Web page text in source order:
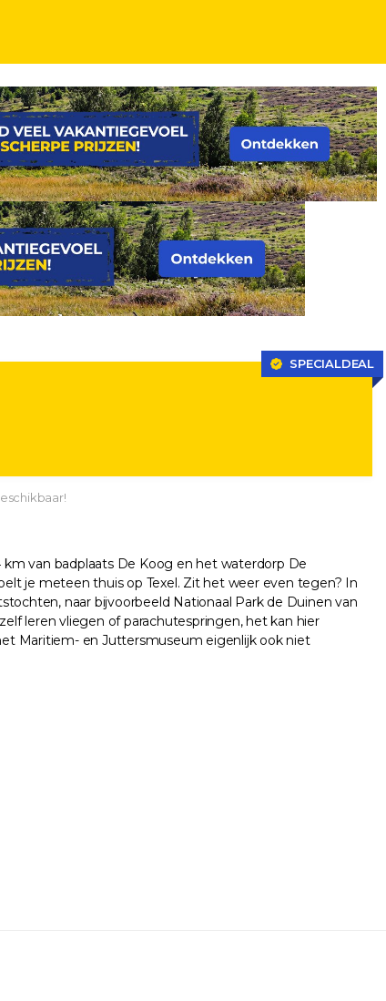
SPECIALDEAL
van badplaats De Koog en het waterdorp De
je meteen thuis op Texel. Zit het weer even tegen? In
naar bijvoorbeeld Nationaal Park de Duinen van
leren vliegen of parachutespringen, het kan hier
Maritiem- en Juttersmuseum eigenlijk ook niet